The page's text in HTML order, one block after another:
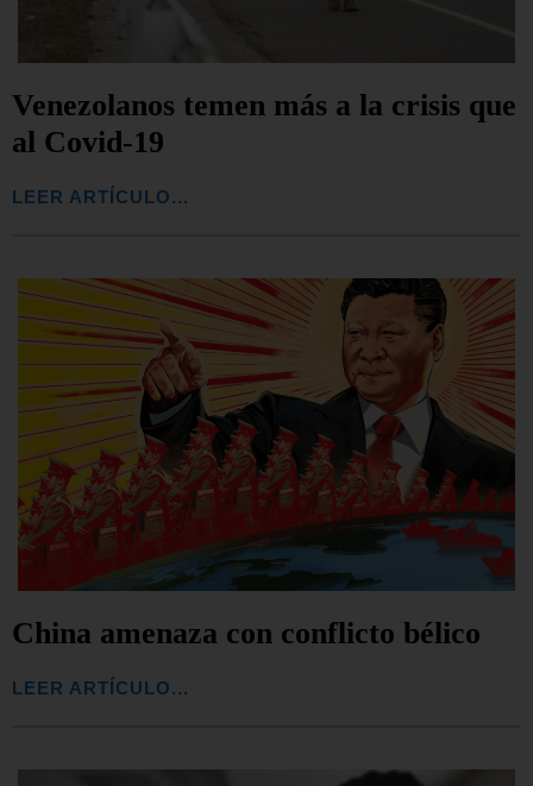
Venezolanos temen más a la crisis que
al Covid-19
LEER ARTÍCULO...
China amenaza con conflicto bélico
LEER ARTÍCULO...